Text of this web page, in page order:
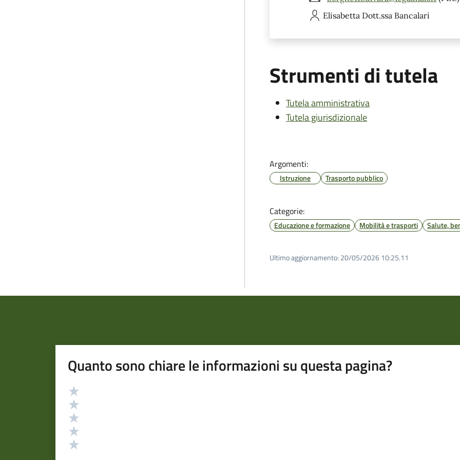
Elisabetta Dott.ssa Bancalari
Strumenti di tutela
Tutela amministrativa
Tutela giurisdizionale
Argomenti:
Istruzione Trasporto pubblico
Categorie:
Educazione e formazione Mobilità e trasporti Salute,
Ultimo aggiornamento: 20/05/2026 10:25.11
Quanto sono chiare le informazioni su questa pagina?
Valutazione